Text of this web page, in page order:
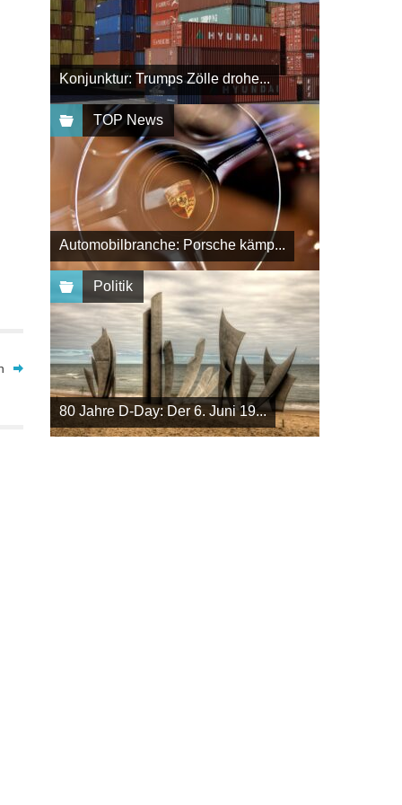
Konjunktur: Trumps Zölle drohe...
TOP News
Automobilbranche: Porsche kämp...
Politik
80 Jahre D-Day: Der 6. Juni 19...